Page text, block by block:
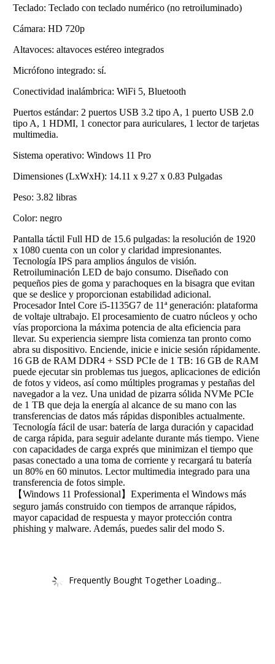
Teclado: Teclado con teclado numérico (no retroiluminado)
Cámara: HD 720p
Altavoces: altavoces estéreo integrados
Micrófono integrado: sí.
Conectividad inalámbrica: WiFi 5, Bluetooth
Puertos estándar: 2 puertos USB 3.2 tipo A, 1 puerto USB 2.0
tipo A, 1 HDMI, 1 conector para auriculares, 1 lector de tarjetas
multimedia.
Sistema operativo: Windows 11 Pro
Dimensiones (LxWxH): 14.11 x 9.27 x 0.83 Pulgadas
Peso: 3.82 libras
Color: negro
Pantalla táctil Full HD de 15.6 pulgadas: la resolución de 1920
x 1080 cuenta con un color y claridad impresionantes.
Tecnología IPS para amplios ángulos de visión.
Retroiluminación LED de bajo consumo. Diseñado con
pequeños pies de goma y parachoques en la bisagra que evitan
que se deslice y proporcionan estabilidad adicional.
Procesador Intel Core i5-1135G7 de 11ª generación: plataforma
de voltaje ultrabajo. El procesamiento de cuatro núcleos y ocho
vías proporciona la máxima potencia de alta eficiencia para
llevar. Su experiencia siempre lista comienza tan pronto como
abra su dispositivo. Enciende, inicie e inicie sesión rápidamente.
16 GB de RAM DDR4 + SSD PCIe de 1 TB: 16 GB de RAM
puede ejecutar sin problemas tus juegos, aplicaciones de edición
de fotos y videos, así como múltiples programas y pestañas del
navegador a la vez. Una unidad de pizarra sólida NVMe PCIe
de 1 TB que deja la energía al alcance de su mano con las
transferencias de datos más rápidas disponibles actualmente.
Tecnología fácil de usar: batería de larga duración y capacidad
de carga rápida, para seguir adelante durante más tiempo. Viene
con capacidades de carga exprés que minimizan el tiempo que
pasas conectado a una toma de corriente y recargará tu batería
un 80% en 60 minutos. Lector multimedia integrado para una
transferencia de fotos simple.
【Windows 11 Professional】Experimenta el Windows más
seguro jamás construido con tiempos de arranque rápidos,
mayor capacidad de respuesta y mayor protección contra
phishing y malware. Además, puedes salir del modo S.
Frequently Bought Together Loading...